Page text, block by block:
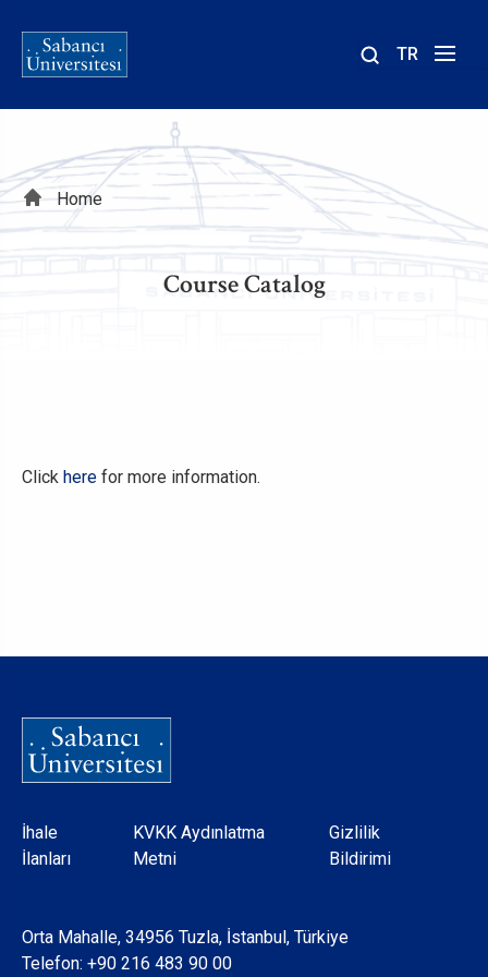
TR
Breadcrumb
Home
Course Catalog
Click here for more information.
Dipnot
İhale
İlanları
KVKK Aydınlatma
Metni
Gizlilik
Bildirimi
Orta Mahalle, 34956 Tuzla, İstanbul, Türkiye
Telefon: +90 216 483 90 00